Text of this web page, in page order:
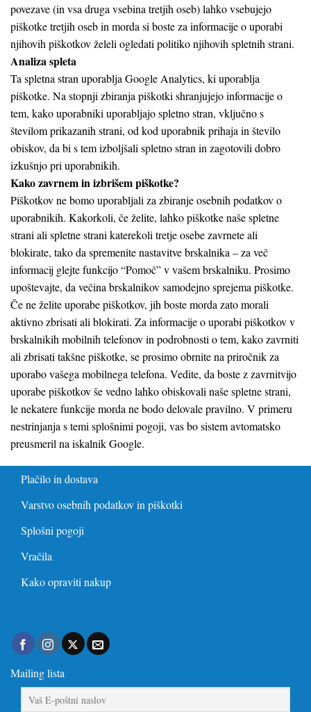
povezave (in vsa druga vsebina tretjih oseb) lahko vsebujejo
piškotke tretjih oseb in morda si boste za informacije o uporabi
njihovih piškotkov želeli ogledati politiko njihovih spletnih strani.
Analiza spleta
Ta spletna stran uporablja Google Analytics, ki uporablja
piškotke. Na stopnji zbiranja piškotki shranjujejo informacije o
tem, kako uporabniki uporabljajo spletno stran, vključno s
številom prikazanih strani, od kod uporabnik prihaja in število
obiskov, da bi s tem izboljšali spletno stran in zagotovili dobro
izkušnjo pri uporabnikih.
Kako zavrnem in izbrišem piškotke?
Piškotkov ne bomo uporabljali za zbiranje osebnih podatkov o
uporabnikih. Kakorkoli, če želite, lahko piškotke naše spletne
strani ali spletne strani katerekoli tretje osebe zavrnete ali
blokirate, tako da spremenite nastavitve brskalnika – za več
informacij glejte funkcijo “Pomoč” v vašem brskalniku. Prosimo
upoštevajte, da večina brskalnikov samodejno sprejema piškotke.
Če ne želite uporabe piškotkov, jih boste morda zato morali
aktivno zbrisati ali blokirati. Za informacije o uporabi piškotkov v
brskalnikih mobilnih telefonov in podrobnosti o tem, kako zavrniti
ali zbrisati takšne piškotke, se prosimo obrnite na priročnik za
uporabo vašega mobilnega telefona. Vedite, da boste z zavrnitvijo
uporabe piškotkov še vedno lahko obiskovali naše spletne strani,
le nekatere funkcije morda ne bodo delovale pravilno. V primeru
nestrinjanja s temi splošnimi pogoji, vas bo sistem avtomatsko
preusmeril na iskalnik Google.
Plačilo in dostava
Varstvo osebnih podatkov in piškotki
Splošni pogoji
Vračila
Kako opraviti nakup
Mailing lista